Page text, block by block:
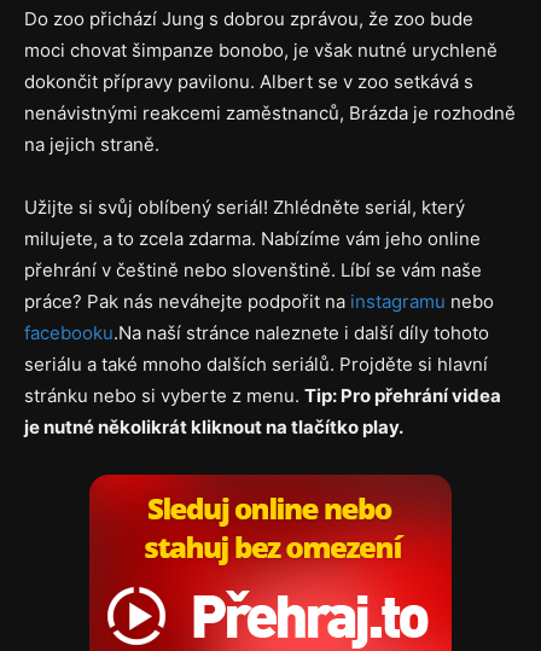
Do zoo přichází Jung s dobrou zprávou, že zoo bude
moci chovat šimpanze bonobo, je však nutné urychleně
dokončit přípravy pavilonu. Albert se v zoo setkává s
nenávistnými reakcemi zaměstnanců, Brázda je rozhodně
na jejich straně.
Užijte si svůj oblíbený seriál! Zhlédněte seriál, který
milujete, a to zcela zdarma. Nabízíme vám jeho online
přehrání v češtině nebo slovenštině. Líbí se vám naše
práce? Pak nás neváhejte podpořit na instagramu nebo
facebooku.Na naší stránce naleznete i další díly tohoto
seriálu a také mnoho dalších seriálů. Projděte si hlavní
stránku nebo si vyberte z menu. Tip: Pro přehrání videa
je nutné několikrát kliknout na tlačítko play.